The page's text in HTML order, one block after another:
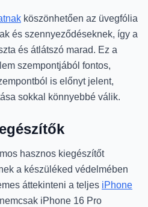
köszönhetően az üvegfólia
és szennyeződéseknek, így a
és átlátszó marad. Ez a
szempontjából fontos,
is előnyt jelent,
sokkal könnyebbé válik.
hasznos kiegészítőt
a készüléked védelmében
áttekinteni a teljes iPhone
iPhone 16 Pro